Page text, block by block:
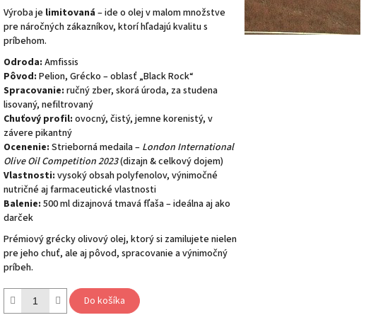
Výroba je limitovaná – ide o olej v malom množstve
pre náročných zákazníkov, ktorí hľadajú kvalitu s
príbehom.
Odroda: Amfissis
Pôvod: Pelion, Grécko – oblasť „Black Rock“
Spracovanie: ručný zber, skorá úroda, za studena
lisovaný, nefiltrovaný
Chuťový profil: ovocný, čistý, jemne korenistý, v
závere pikantný
Ocenenie: Strieborná medaila – London International
Olive Oil Competition 2023(dizajn & celkový dojem)
Vlastnosti: vysoký obsah polyfenolov, výnimočné
nutričné aj farmaceutické vlastnosti
Balenie: 500 ml dizajnová tmavá fľaša – ideálna aj ako
darček
Prémiový grécky olivový olej, ktorý si zamilujete nielen
pre jeho chuť, ale aj pôvod, spracovanie a výnimočný
príbeh.
Do košíka